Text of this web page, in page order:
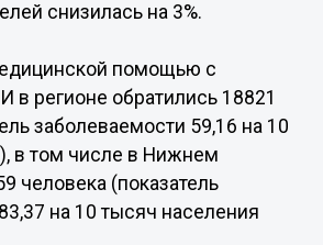
снизилась на 3%.
помощью с
регионе обратились 18821
заболеваемости 59,16 на 10
в том числе в Нижнем
человека (показатель
на 10 тысяч населения